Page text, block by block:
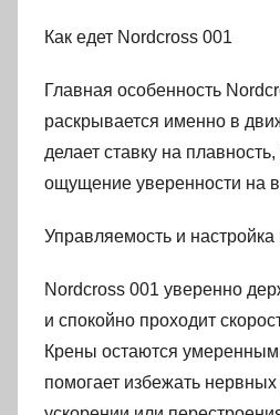
Как едет Nordcross 001
Главная особенность
раскрывается именно в
делает ставку на
ощущение уверенности на
Управляемость и настройка
Nordcross 001 уверенно
и спокойно проходит
Крены остаются
помогает избежать